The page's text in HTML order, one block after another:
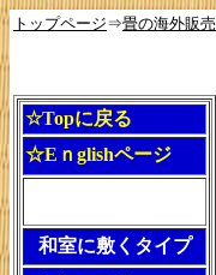
トップページ⇒畳の海外販売
☆Topに戻る
☆Eｎglishページ
和室に敷くタイプ